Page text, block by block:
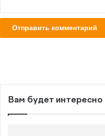
Вам будет интересно